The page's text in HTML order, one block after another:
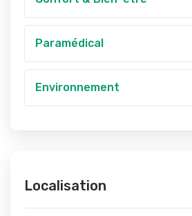
Paramédical
Environnement
Localisation